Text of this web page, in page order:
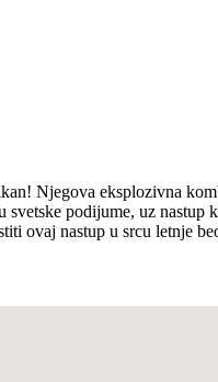
Njegova eksplozivna
podijume, uz nastup
ovaj nastup u srcu letnje